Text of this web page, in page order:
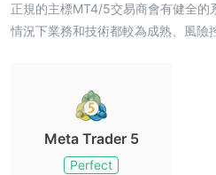
正規的主標MT4/5交易商會有健全的
情況下業務和技術都較為成熟、風險
Meta Trader 5
Perfect